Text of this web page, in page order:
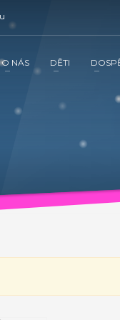
věcí ve spolupráci
přes zkvalitnění vztahů
je využívána
sdružením
rodinného
působit v
O NÁS DĚTI